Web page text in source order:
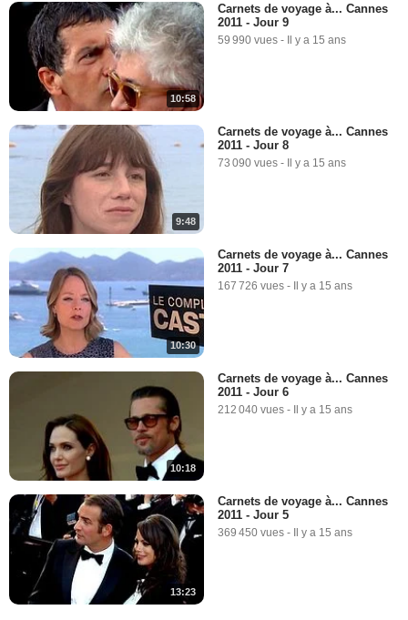
10:58
Carnets de voyage à... Cannes
2011 - Jour 9
59 990 vues - Il y a 15 ans
9:48
Carnets de voyage à... Cannes
2011 - Jour 8
73 090 vues - Il y a 15 ans
10:30
Carnets de voyage à... Cannes
2011 - Jour 7
167 726 vues - Il y a 15 ans
10:18
Carnets de voyage à... Cannes
2011 - Jour 6
212 040 vues - Il y a 15 ans
13:23
Carnets de voyage à... Cannes
2011 - Jour 5
369 450 vues - Il y a 15 ans